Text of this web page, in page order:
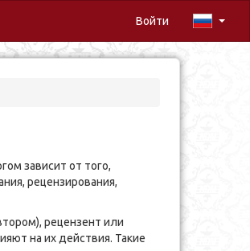
Войти
зависит от того,
рецензирования,
рецензент или
на их действия. Такие